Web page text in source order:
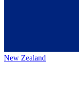
New Zealand